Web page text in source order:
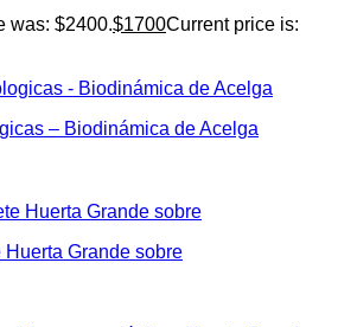
was: $2400.$1700Current price is:
– Biodinámica de Acelga
Grande sobre